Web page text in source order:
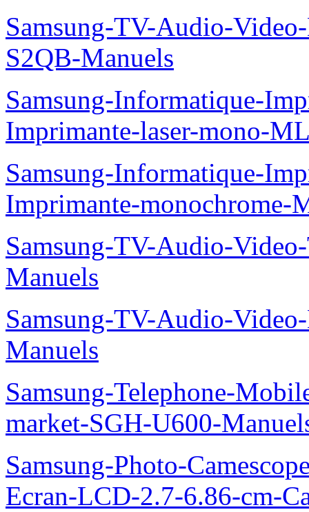
Samsung-TV-Audio-
S2QB-Manuels
Samsung-Informatique-
Imprimante-laser-mono-
Samsung-Informatique-
Imprimante-monochrome-
Samsung-TV-Audio-
Manuels
Samsung-TV-Audio-
Manuels
Samsung-Telephone-
market-SGH-U600-
Samsung-Photo-
Ecran-LCD-2.7-6.86-cm-